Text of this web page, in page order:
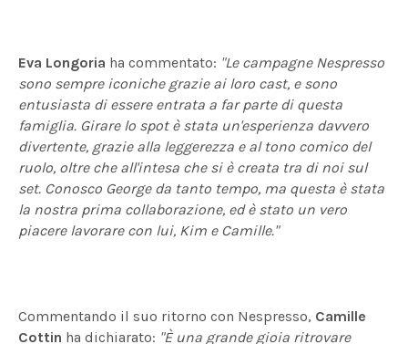
Eva Longoria ha commentato: "Le campagne Nespresso
sono sempre iconiche grazie ai loro cast, e sono
entusiasta di essere entrata a far parte di questa
famiglia. Girare lo spot è stata un'esperienza davvero
divertente, grazie alla leggerezza e al tono comico del
ruolo, oltre che all'intesa che si è creata tra di noi sul
set. Conosco George da tanto tempo, ma questa è stata
la nostra prima collaborazione, ed è stato un vero
piacere lavorare con lui, Kim e Camille."
Commentando il suo ritorno con Nespresso, Camille
Cottin ha dichiarato: "È una grande gioia ritrovare